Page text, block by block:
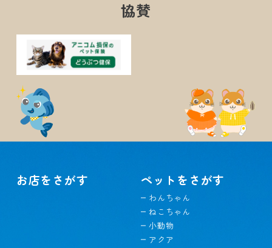
協賛
お店をさがす ペットをさがす
わんちゃん
ねこちゃん
小動物
アクア